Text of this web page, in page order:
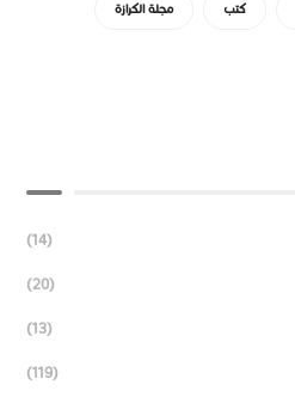
كتب مجلة الكرازة
(14)
(20)
(13)
(119)